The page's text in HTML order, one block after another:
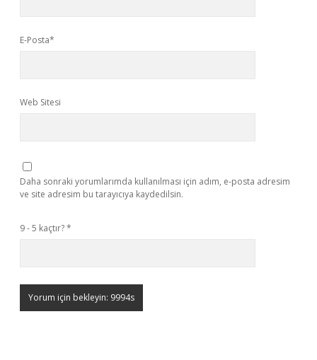
E-Posta*
Web Sitesi
Daha sonraki yorumlarımda kullanılması için adım, e-posta adresim
ve site adresim bu tarayıcıya kaydedilsin.
9 - 5 kaçtır?*